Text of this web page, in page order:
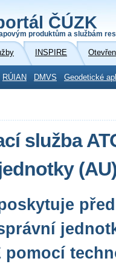
ČÚZK
produktům a službám
INSPIRE
RÚIAN DMVS Geodetické
služba
pomocí